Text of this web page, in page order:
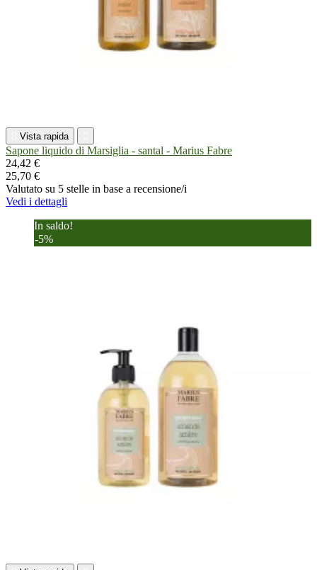
Vista rapida
Sapone liquido di Marsiglia - santal - Marius Fabre
24,42 €
25,70 €
Valutato su 5 stelle in base a recensione/i
Vedi i dettagli
In saldo!
-5%